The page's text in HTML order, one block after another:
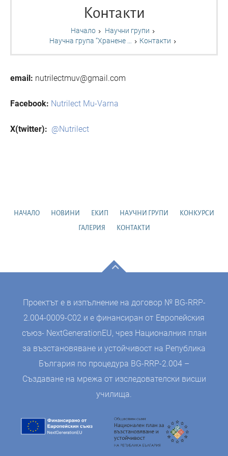
Контакти
Начало
Научни групи
Научна група “Хранене …
Контакти
email: nutrilectmuv@gmail.com
Facebook: Nutrilect Mu-Varna
X(twitter): @Nutrilect
НАЧАЛО НОВИНИ ЕКИП НАУЧНИ ГРУПИ КОНКУРСИ
ГАЛЕРИЯ КОНТАКТИ
Проектът е в изпълнение на договор № BG-RRP-
2.004-0009-C02 и е финансиран от Европейския
съюз- NextGenerationEU, чрез Националния план
за възстановяване и устойчивост на Република
България по процедура BG-RRP-2.004 –
Създаване на мрежа от изследователски висши
училища.